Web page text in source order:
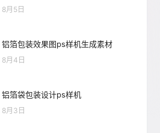
8月5日
铝箔包装效果图ps样机生成素材
8月4日
铝箔袋包装设计ps样机
8月3日